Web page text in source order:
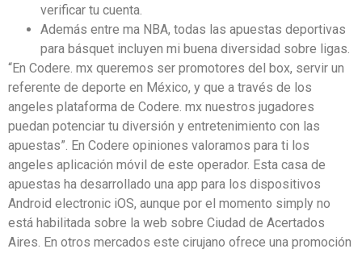
verificar tu cuenta.
Además entre ma NBA, todas las apuestas deportivas
para básquet incluyen mi buena diversidad sobre ligas.
“En Codere. mx queremos ser promotores del box, servir un
referente de deporte en México, y que a través de los
angeles plataforma de Codere. mx nuestros jugadores
puedan potenciar tu diversión y entretenimiento con las
apuestas”. En Codere opiniones valoramos para ti los
angeles aplicación móvil de este operador. Esta casa de
apuestas ha desarrollado una app para los dispositivos
Android electronic iOS, aunque por el momento simply no
está habilitada sobre la web sobre Ciudad de Acertados
Aires. En otros mercados este cirujano ofrece una promoción